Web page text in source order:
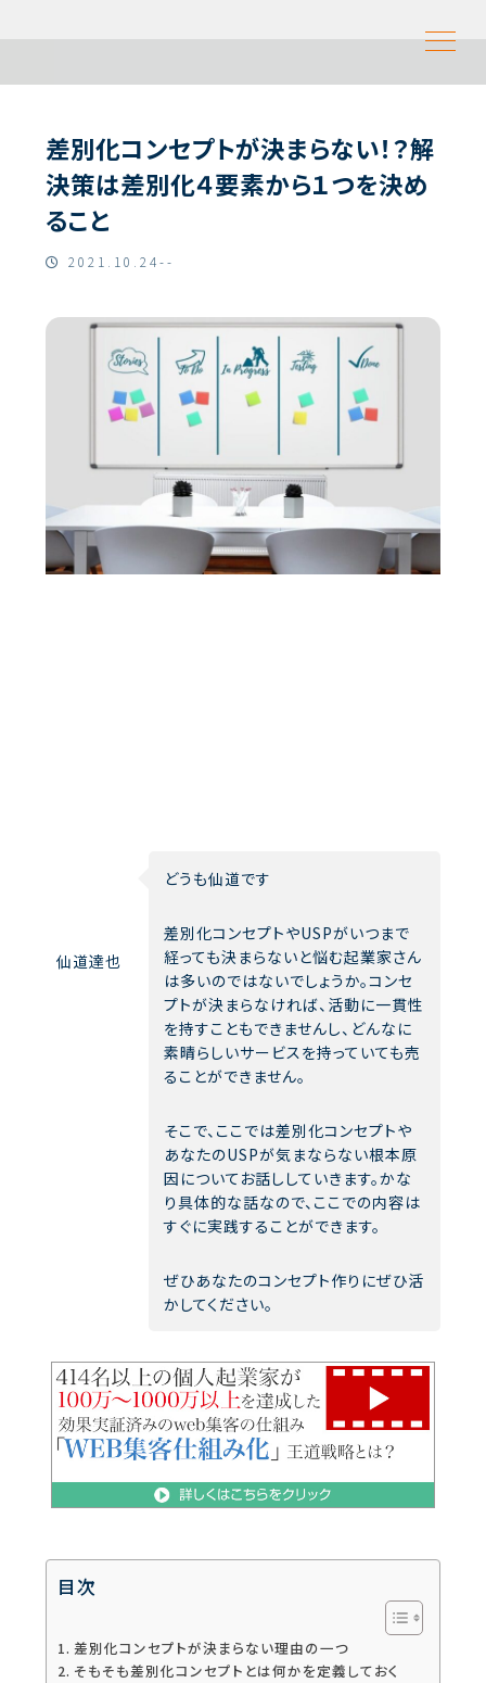
差別化コンセプトが決まらない！？解
決策は差別化４要素から１つを決め
ること
2021.10.24--
仙道達也
どうも仙道です
差別化コンセプトやUSPがいつまで
経っても決まらないと悩む起業家さん
は多いのではないでしょうか。コンセ
プトが決まらなければ、活動に一貫性
を持すこともできませんし、どんなに
素晴らしいサービスを持っていても売
ることができません。
そこで、ここでは差別化コンセプトや
あなたのUSPが気まならない根本原
因についてお話ししていきます。かな
り具体的な話なので、ここでの内容は
すぐに実践することができます。
ぜひあなたのコンセプト作りにぜひ活
かしてください。
目次
差別化コンセプトが決まらない理由の一つ
そもそも差別化コンセプトとは何かを定義しておく